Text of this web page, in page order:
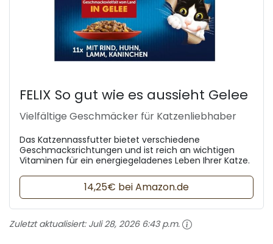
FELIX So gut wie es aussieht Gelee
Vielfältige Geschmäcker für Katzenliebhaber
Das Katzennassfutter bietet verschiedene
Geschmacksrichtungen und ist reich an wichtigen
Vitaminen für ein energiegeladenes Leben Ihrer Katze.
14,25€ bei Amazon.de
Zuletzt aktualisiert: Juli 28, 2026 6:43 p.m.